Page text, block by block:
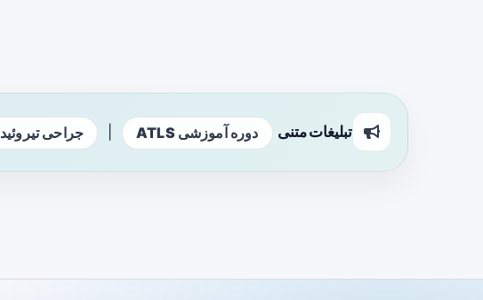
تبلیغات متنی دوره آموزشی ATLS جراحی تیروئید